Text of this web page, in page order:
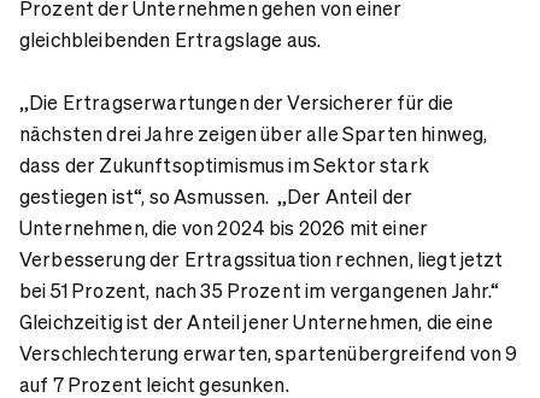
Prozent der Unternehmen gehen von einer
gleichbleibenden Ertragslage aus.
„Die Ertragserwartungen der Versicherer für die
nächsten drei Jahre zeigen über alle Sparten hinweg,
dass der Zukunftsoptimismus im Sektor stark
gestiegen ist“, so Asmussen. „Der Anteil der
Unternehmen, die von 2024 bis 2026 mit einer
Verbesserung der Ertragssituation rechnen, liegt jetzt
bei 51 Prozent, nach 35 Prozent im vergangenen Jahr.“
Gleichzeitig ist der Anteil jener Unternehmen, die eine
Verschlechterung erwarten, spartenübergreifend von 9
auf 7 Prozent leicht gesunken.